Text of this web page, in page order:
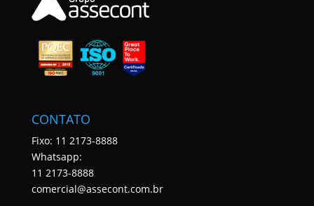
CONTATO
Fixo: 11 2173-8888
Whatsapp:
11 2173-8888
comercial@assecont.com.br